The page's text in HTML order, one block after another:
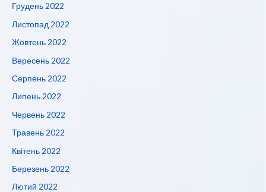
Грудень 2022
Листопад 2022
Жовтень 2022
Вересень 2022
Серпень 2022
Липень 2022
Червень 2022
Травень 2022
Квітень 2022
Березень 2022
Лютий 2022